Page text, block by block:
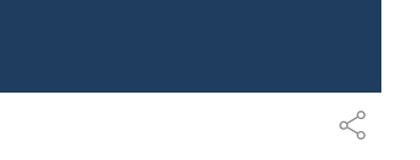
S
P
A